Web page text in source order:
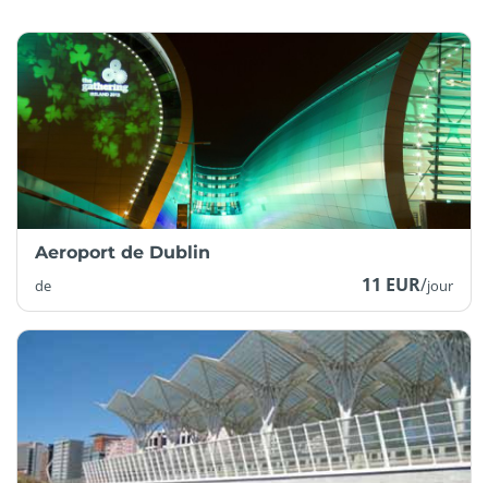
Aeroport de Dublin
de 11 EUR/jour